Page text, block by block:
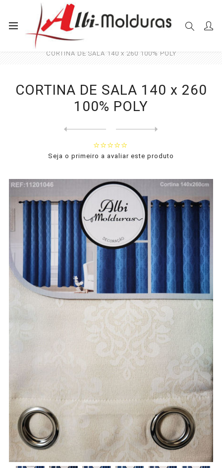
Início Cortinas
CORTINA DE SALA 140 x 260 100% POLY
CORTINA DE SALA 140 x 260
100% POLY
Seja o primeiro a avaliar este produto